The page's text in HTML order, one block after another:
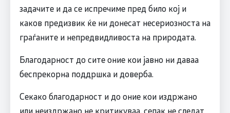
задачите и да се испречиме пред било кој и
каков предизвик ќе ни донесат несериозноста на
граѓаните и непредвидливоста на природата.
Благодарност до сите оние кои јавно ни даваа
беспрекорна поддршка и доверба.
Секако благодарност и до оние кои издржано
или неиздржано не критикуваа, сепак не следат